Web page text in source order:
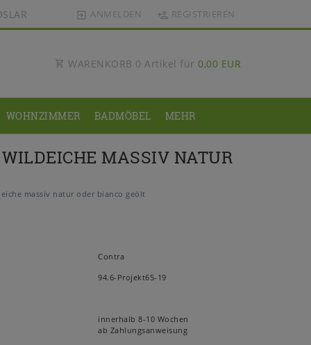
ANMELDEN REGISTRIEREN
WARENKORB 0 Artikel für 0,00 EUR
WOHNZIMMER BADMÖBEL MEHR
MASSIV NATUR
massiv natur oder bianco geölt
Contra
94.6-Projekt65-19
innerhalb 8-10 Wochen
ab Zahlungsanweisung